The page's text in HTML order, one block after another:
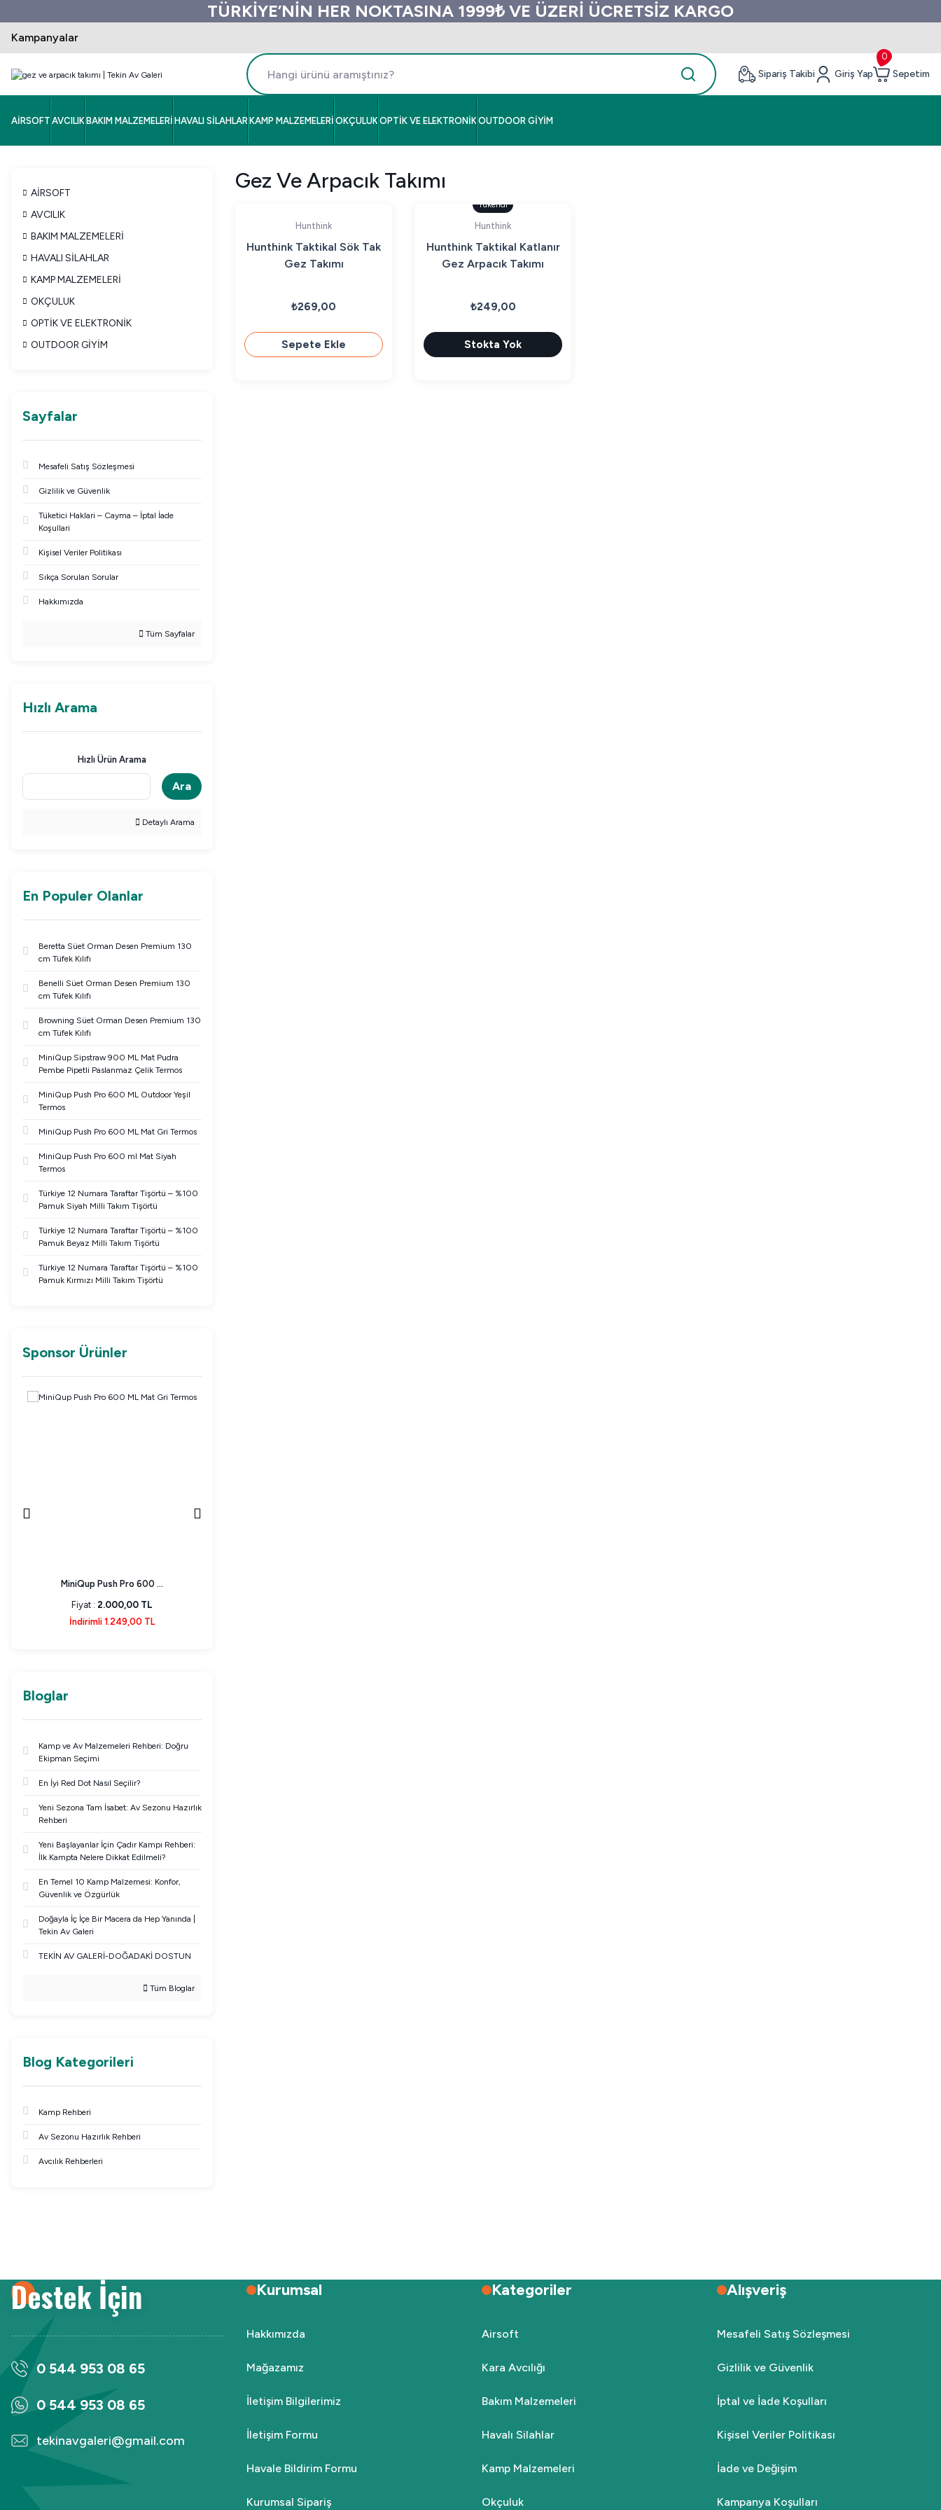
TÜRKİYE’NİN HER NOKTASINA 1999₺ VE ÜZERİ ÜCRETSİZ KARGO
Kampanyalar
Sipariş Takibi Giriş Yap
0
Sepetim
AİRSOFT AVCILIK BAKIM MALZEMELERİ HAVALI SİLAHLAR KAMP MALZEMELERİ OKÇULUK OPTİK VE ELEKTRONİK OUTDOOR GİYİM
AİRSOFT
AVCILIK
BAKIM MALZEMELERİ
HAVALI SİLAHLAR
KAMP MALZEMELERİ
OKÇULUK
OPTİK VE ELEKTRONİK
OUTDOOR GİYİM
Sayfalar
Mesafeli Satış Sözleşmesi
Gizlilik ve Güvenlik
Tüketici Haklari – Cayma – İptal İade
Koşullari
Kişisel Veriler Politikası
Sıkça Sorulan Sorular
Hakkımızda
Tüm Sayfalar
Hızlı Arama
Hızlı Ürün Arama
Ara
Detaylı Arama
En Populer Olanlar
Beretta Süet Orman Desen Premium 130
cm Tüfek Kılıfı
Benelli Süet Orman Desen Premium 130
cm Tüfek Kılıfı
Browning Süet Orman Desen Premium 130
cm Tüfek Kılıfı
MiniQup Sipstraw 900 ML Mat Pudra
Pembe Pipetli Paslanmaz Çelik Termos
MiniQup Push Pro 600 ML Outdoor Yeşil
Termos
MiniQup Push Pro 600 ML Mat Gri Termos
MiniQup Push Pro 600 ml Mat Siyah
Termos
Türkiye 12 Numara Taraftar Tişörtü – %100
Pamuk Siyah Milli Takım Tişörtü
Türkiye 12 Numara Taraftar Tişörtü – %100
Pamuk Beyaz Milli Takım Tişörtü
Türkiye 12 Numara Taraftar Tişörtü – %100
Pamuk Kırmızı Milli Takım Tişörtü
Sponsor Ürünler
MiniQup Push Pro 600 ...
Fiyat : 2.000,00 TL
İndirimli 1.249,00 TL
Bloglar
Kamp ve Av Malzemeleri Rehberi: Doğru
Ekipman Seçimi
En İyi Red Dot Nasıl Seçilir?
Yeni Sezona Tam İsabet: Av Sezonu Hazırlık
Rehberi
Yeni Başlayanlar İçin Çadır Kampı Rehberi:
İlk Kampta Nelere Dikkat Edilmeli?
En Temel 10 Kamp Malzemesi: Konfor,
Güvenlik ve Özgürlük
Doğayla İç İçe Bir Macera da Hep Yanında |
Tekin Av Galeri
TEKİN AV GALERİ-DOĞADAKİ DOSTUN
Tüm Bloglar
Blog Kategorileri
Kamp Rehberi
Av Sezonu Hazırlık Rehberi
Avcılık Rehberleri
Gez Ve Arpacık Takımı
Hunthink
Hunthink Taktikal Sök Tak
Gez Takımı
₺269,00
Sepete Ekle
Tükendi
Hunthink
Hunthink Taktikal Katlanır
Gez Arpacık Takımı
₺249,00
Stokta Yok
Destek İçin
0 544 953 08 65
0 544 953 08 65
tekinavgaleri@gmail.com
Kurumsal
Hakkımızda
Mağazamız
İletişim Bilgilerimiz
İletişim Formu
Havale Bildirim Formu
Kurumsal Sipariş
Kategoriler
Airsoft
Kara Avcılığı
Bakım Malzemeleri
Havalı Silahlar
Kamp Malzemeleri
Okçuluk
Alışveriş
Mesafeli Satış Sözleşmesi
Gizlilik ve Güvenlik
İptal ve İade Koşulları
Kişisel Veriler Politikası
İade ve Değişim
Kampanya Koşulları